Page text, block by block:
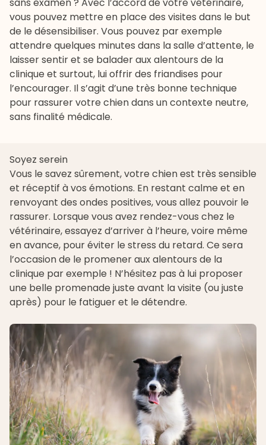
vous pouvez mettre en place des visites dans le but
de le désensibiliser. Vous pouvez par exemple
attendre quelques minutes dans la salle d’attente, le
laisser sentir et se balader aux alentours de la
clinique et surtout, lui offrir des friandises pour
l’encourager. Il s’agit d’une très bonne technique
pour rassurer votre chien dans un contexte neutre,
sans finalité médicale.
Soyez serein
Vous le savez sûrement, votre chien est très sensible
et réceptif à vos émotions. En restant calme et en
renvoyant des ondes positives, vous allez pouvoir le
rassurer. Lorsque vous avez rendez-vous chez le
vétérinaire, essayez d’arriver à l’heure, voire même
en avance, pour éviter le stress du retard. Ce sera
l’occasion de le promener aux alentours de la
clinique par exemple ! N’hésitez pas à lui proposer
une belle promenade juste avant la visite (ou juste
après) pour le fatiguer et le détendre.